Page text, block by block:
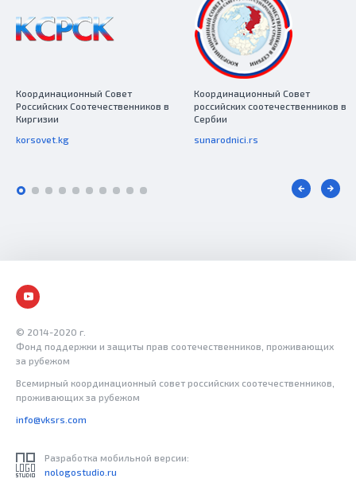
Координационный Совет
Российских Соотечественников в
Киргизии
korsovet.kg
Координационный Совет
российских соотечественников в
Сербии
sunarodnici.rs
© 2014-2020 г.
Фонд поддержки и защиты прав соотечественников, проживающих
за рубежом
Всемирный координационный совет российских соотечественников,
проживающих за рубежом
info@vksrs.com
Разработка мобильной версии:
nologostudio.ru